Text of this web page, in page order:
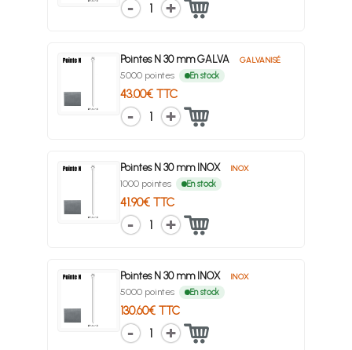
1
Pointes N 30 mm GALVA GALVANISÉ
5000 pointes En stock
43.00€ TTC
1
Pointes N 30 mm INOX INOX
1000 pointes En stock
41.90€ TTC
1
Pointes N 30 mm INOX INOX
5000 pointes En stock
130.60€ TTC
1